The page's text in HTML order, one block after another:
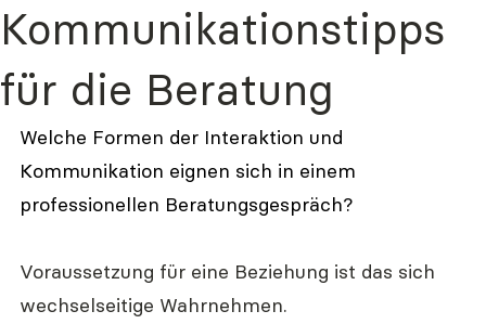
Kommunikationstipps
für die Beratung
Welche Formen der Interaktion und
Kommunikation eignen sich in einem
professionellen Beratungsgespräch?
Voraussetzung für eine Beziehung ist das sich
wechselseitige Wahrnehmen.